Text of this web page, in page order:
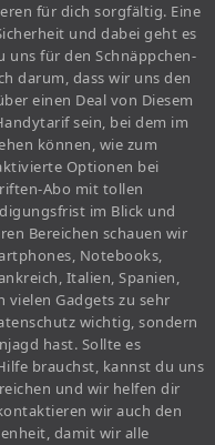
für dich sorgfältig. Eine
und dabei geht es
uns für den Schnäppchen-
darum, dass wir uns den
einen Deal von Diesem
sein, bei dem im
können, wie zum
Optionen bei
Abo mit tollen
im Blick und
Bereichen schauen wir
Notebooks,
Italien, Spanien,
vielen Gadgets zu sehr
wichtig, sondern
hast. Sollte es
brauchst, kannst du uns
und wir helfen dir
wir auch den
damit wir alle